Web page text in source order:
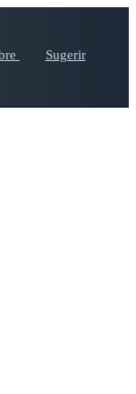
Sugerir